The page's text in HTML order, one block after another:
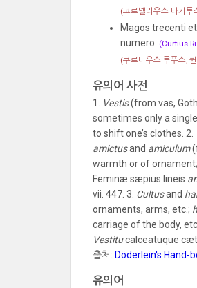
(코르넬리우스 타키투
Magos trecenti
numero: (Curtius
(쿠르티우스 루푸스,
유의어 사전
1. Vestis(from vas,
sometimes only a
to shift one’s clothes. 2.
amictusand amiculum
warmth or of ornament;
Feminæ sæpius lineis
vii. 447. 3. Cultusand
ornaments, arms, etc.;
carriage of the body,
Vestitucalceatuque
출처: Döderlein's Hand-
유의어